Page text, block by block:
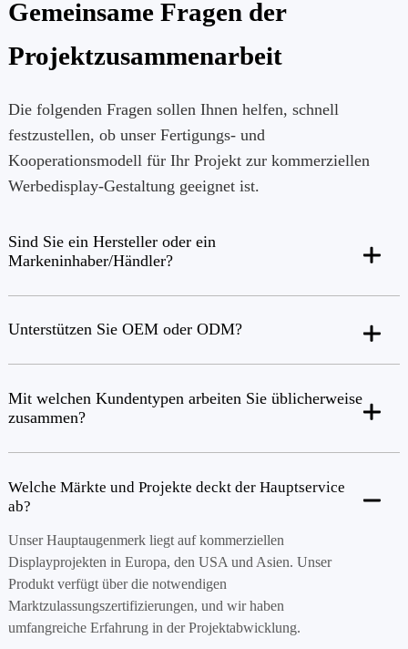
Gemeinsame Fragen der
Projektzusammenarbeit
Die folgenden Fragen sollen Ihnen helfen, schnell
festzustellen, ob unser Fertigungs- und
Kooperationsmodell für Ihr Projekt zur kommerziellen
Werbedisplay-Gestaltung geeignet ist.
Sind Sie ein Hersteller oder ein
Markeninhaber/Händler?
Unterstützen Sie OEM oder ODM?
Mit welchen Kundentypen arbeiten Sie üblicherweise
zusammen?
Welche Märkte und Projekte deckt der Hauptservice
ab?
Unser Hauptaugenmerk liegt auf kommerziellen
Displayprojekten in Europa, den USA und Asien. Unser
Produkt verfügt über die notwendigen
Marktzulassungszertifizierungen, und wir haben
umfangreiche Erfahrung in der Projektabwicklung.